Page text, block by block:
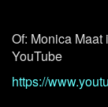
Of: Monica
YouTube
https://